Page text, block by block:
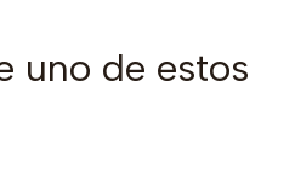
uno de estos